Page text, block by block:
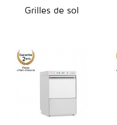
Grilles de sol